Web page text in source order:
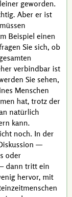
geworden.
Aber er ist
Beispiel einen
Sie sich, ob
verbindbar ist
Sie sehen,
Menschen
hat, trotz der
natürlich
kann.
noch. In der
—
oder
dann tritt ein
hervor, mit